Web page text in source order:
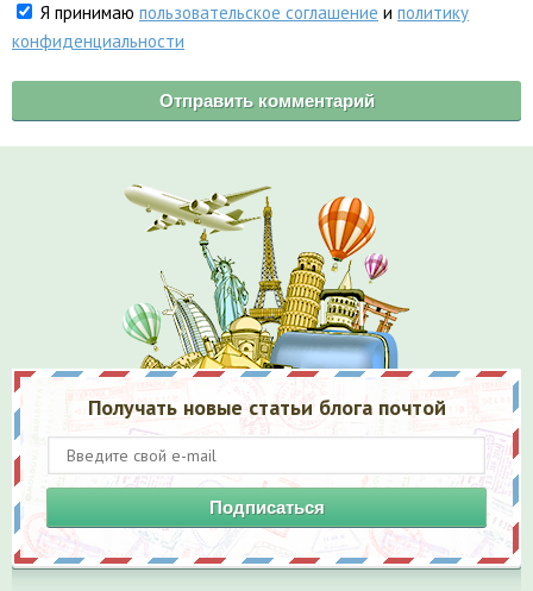
Я принимаю пользовательское соглашение и политику
конфиденциальности
Получать новые статьи блога почтой
Подписаться